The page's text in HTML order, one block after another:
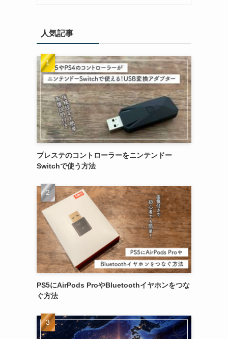
人気記事
プレステのコントローラーをニンテンドー
Switchで使う方法
PS5にAirPods ProやBluetoothイヤホンをつな
ぐ方法